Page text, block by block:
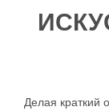
Делая краткий